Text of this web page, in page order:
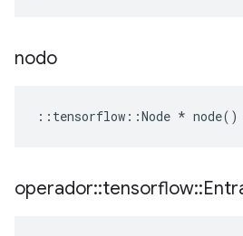
nodo
:: tensorflow ::Node * node()
operador::tensorflow::